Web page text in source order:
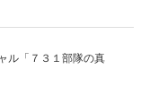
ル「７３１部隊の真